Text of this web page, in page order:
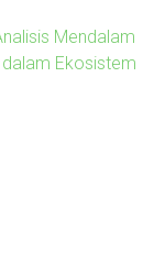
Mendalam
Ekosistem